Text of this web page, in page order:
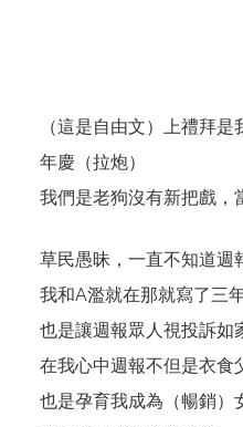
（這是自由文）上禮拜
年慶（拉炮）
我們是老狗沒有新把戲，
草民愚昧，一直不知道週
我和A濫就在那就寫了三
也是讓週報眾人視投訴如
在我心中週報不但是衣食
也是孕育我成為（暢銷）